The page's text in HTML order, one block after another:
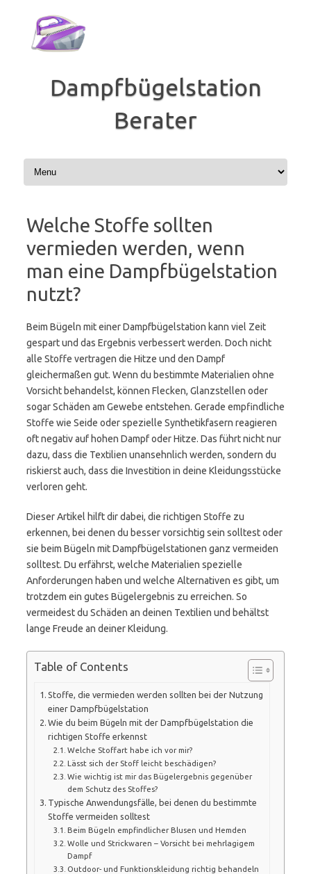
springen
Dampfbügelstation
Berater
Welche Stoffe sollten
vermieden werden, wenn
man eine Dampfbügelstation
nutzt?
Beim Bügeln mit einer Dampfbügelstation kann viel Zeit
gespart und das Ergebnis verbessert werden. Doch nicht
alle Stoffe vertragen die Hitze und den Dampf
gleichermaßen gut. Wenn du bestimmte Materialien ohne
Vorsicht behandelst, können Flecken, Glanzstellen oder
sogar Schäden am Gewebe entstehen. Gerade empfindliche
Stoffe wie Seide oder spezielle Synthetikfasern reagieren
oft negativ auf hohen Dampf oder Hitze. Das führt nicht nur
dazu, dass die Textilien unansehnlich werden, sondern du
riskierst auch, dass die Investition in deine Kleidungsstücke
verloren geht.
Dieser Artikel hilft dir dabei, die richtigen Stoffe zu
erkennen, bei denen du besser vorsichtig sein solltest oder
sie beim Bügeln mit Dampfbügelstationen ganz vermeiden
solltest. Du erfährst, welche Materialien spezielle
Anforderungen haben und welche Alternativen es gibt, um
trotzdem ein gutes Bügelergebnis zu erreichen. So
vermeidest du Schäden an deinen Textilien und behältst
lange Freude an deiner Kleidung.
Table of Contents
Stoffe, die vermieden werden sollten bei der Nutzung
einer Dampfbügelstation
Wie du beim Bügeln mit der Dampfbügelstation die
richtigen Stoffe erkennst
Welche Stoffart habe ich vor mir?
Lässt sich der Stoff leicht beschädigen?
Wie wichtig ist mir das Bügelergebnis gegenüber
dem Schutz des Stoffes?
Typische Anwendungsfälle, bei denen du bestimmte
Stoffe vermeiden solltest
Beim Bügeln empfindlicher Blusen und Hemden
Wolle und Strickwaren – Vorsicht bei mehrlagigem
Dampf
Outdoor- und Funktionskleidung richtig behandeln